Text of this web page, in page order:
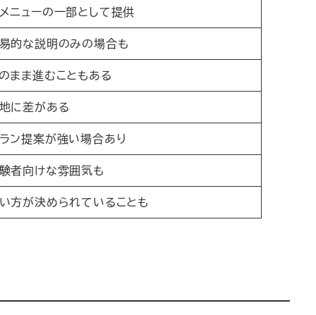
ニューの一部として提供
的な説明のみの場合も
まま進むこともある
に差がある
ン提案が強い場合あり
者向けな雰囲気も
方が決められていることも